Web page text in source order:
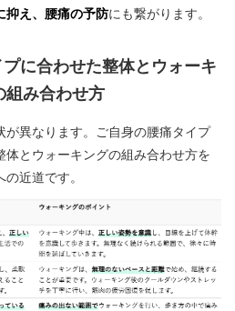
抑え、腰痛の予防にも繋がります。
に合わせた整体とウォーキ
組み合わせ方
が異なります。ご自身の腰痛タイプ
体とウォーキングの組み合わせ方を
近道です。